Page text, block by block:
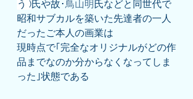
う )氏や故･鳥山明氏などと同世代で
昭和サブカルを築いた先達者の一人
だったご本人の画業は
現時点で｢完全なオリジナルがどの作
品までなのか分からなくなってしま
った｣状態である